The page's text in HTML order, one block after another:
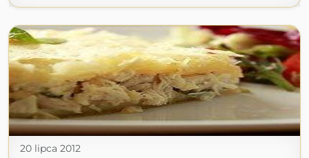
20 lipca 2012